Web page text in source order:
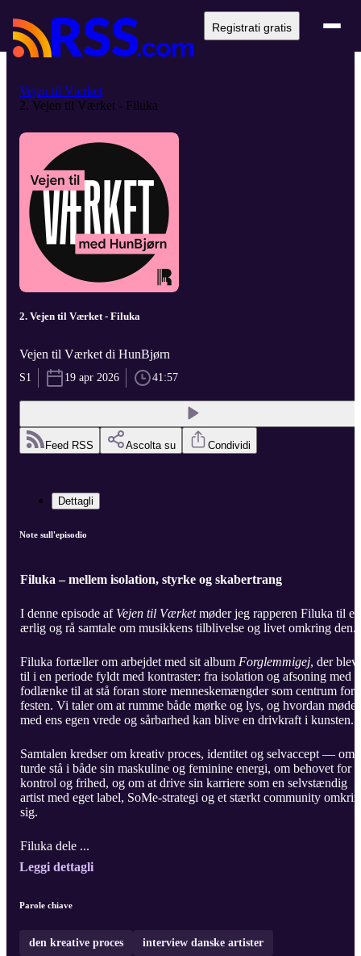
Registrati gratis
Vejen til Værket
2. Vejen til Værket - Filuka
2. Vejen til Værket - Filuka
Vejen til Værket di HunBjørn
S1 19 apr 2026 41:57
Feed RSS Ascolta su Condividi
Dettagli
Note sull'episodio
Filuka – mellem isolation, styrke og skabertrang
I denne episode af Vejen til Værketmøder jeg rapperen Filuka til en
ærlig og rå samtale om musikkens tilblivelse og livet omkring den.
Filuka fortæller om arbejdet med sit album Forglemmigej, der blev
til i en periode fyldt med kontraster: fra isolation og afsoning med
fodlænke til at stå foran store menneskemængder som centrum for
festen. Vi taler om at rumme både mørke og lys, og hvordan mødet
med ens egen vrede og sårbarhed kan blive en drivkraft i kunsten.
Samtalen kredser om kreativ proces, identitet og selvaccept — om
turde stå i både sin maskuline og feminine energi, om behovet for
kontrol og frihed, og om at drive sin karriere som en selvstændig
artist med eget label, SoMe-strategi og et stærkt community
sig.
Filuka dele ...
Leggi dettagli
Parole chiave
den kreative proces interview danske artister